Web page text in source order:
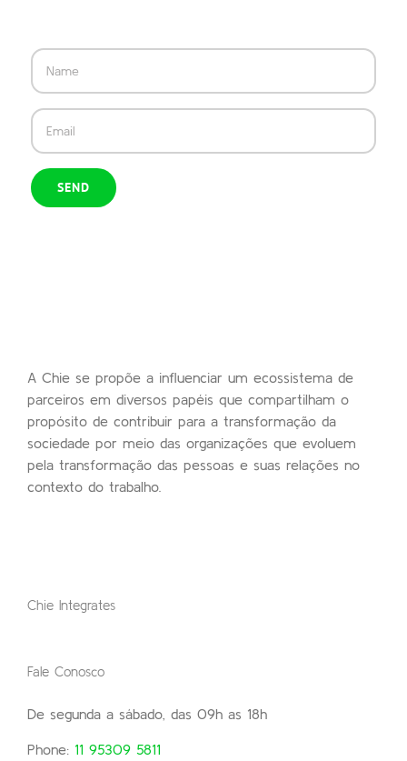
A Chie se propõe a influenciar um ecossistema de
parceiros em diversos papéis que compartilham o
propósito de contribuir para a transformação da
sociedade por meio das organizações que evoluem
pela transformação das pessoas e suas relações no
contexto do trabalho.
Chie Integrates
Fale Conosco
De segunda a sábado, das 09h as 18h
Phone: 11 95309 5811